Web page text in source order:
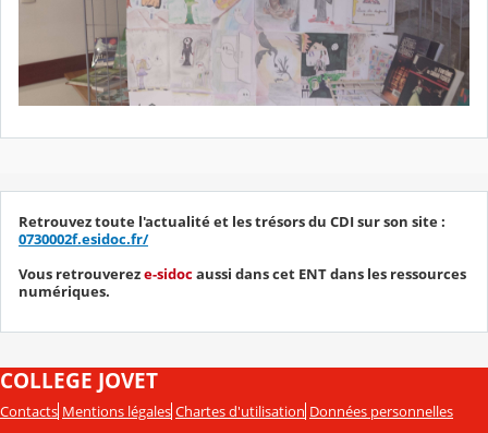
Retrouvez toute l'actualité et les trésors du CDI sur son site :
0730002f.esidoc.fr/
Vous retrouvereze-sidocaussi dans cet ENT dans les ressources
numériques.
COLLEGE JOVET
Contacts Mentions légales Chartes d'utilisation Données personnelles